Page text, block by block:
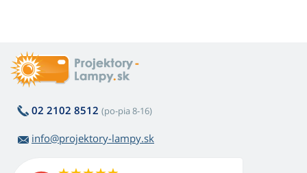
02 2102 8512 (po-pia 8-16)
info@projektory-lampy.sk